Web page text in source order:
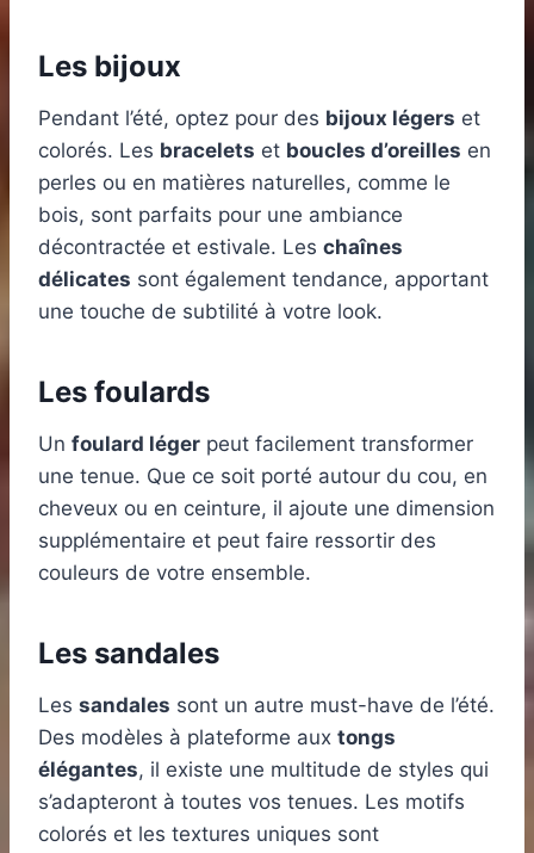
Les bijoux
Pendant l’été, optez pour des bijoux légers et
colorés. Les bracelets et boucles d’oreilles en
perles ou en matières naturelles, comme le
bois, sont parfaits pour une ambiance
décontractée et estivale. Les chaînes
délicates sont également tendance, apportant
une touche de subtilité à votre look.
Les foulards
Un foulard léger peut facilement transformer
une tenue. Que ce soit porté autour du cou, en
cheveux ou en ceinture, il ajoute une dimension
supplémentaire et peut faire ressortir des
couleurs de votre ensemble.
Les sandales
Les sandales sont un autre must-have de l’été.
Des modèles à plateforme aux tongs
élégantes, il existe une multitude de styles qui
s’adapteront à toutes vos tenues. Les motifs
colorés et les textures uniques sont